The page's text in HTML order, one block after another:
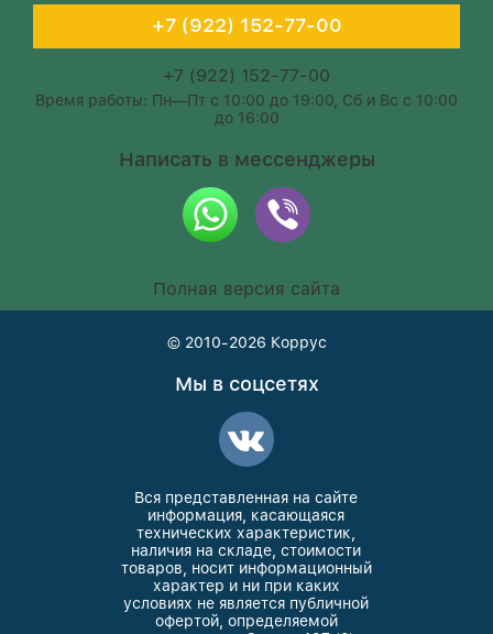
+7 (922) 152-77-00
+7 (922) 152-77-00
Время работы: Пн—Пт с 10:00 до 19:00, Сб и Вс с 10:00
до 16:00
Написать в мессенджеры
Полная версия сайта
© 2010-2026 Коррус
Мы в соцсетях
Вся представленная на сайте
информация, касающаяся
технических характеристик,
наличия на складе, стоимости
товаров, носит информационный
характер и ни при каких
условиях не является публичной
офертой, определяемой